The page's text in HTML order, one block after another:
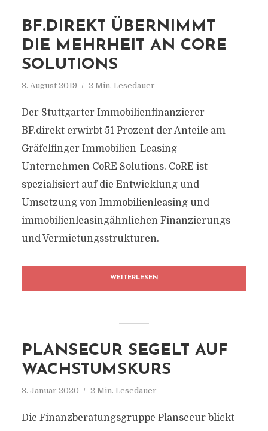
BF.DIREKT ÜBERNIMMT
DIE MEHRHEIT AN CORE
SOLUTIONS
3. August 2019 2 Min. Lesedauer
Der Stuttgarter Immobilienfinanzierer
BF.direkt erwirbt 51 Prozent der Anteile am
Gräfelfinger Immobilien-Leasing-
Unternehmen CoRE Solutions. CoRE ist
spezialisiert auf die Entwicklung und
Umsetzung von Immobilienleasing und
immobilienleasingähnlichen Finanzierungs-
und Vermietungsstrukturen.
WEITERLESEN
PLANSECUR SEGELT AUF
WACHSTUMSKURS
3. Januar 2020 2 Min. Lesedauer
Die Finanzberatungsgruppe Plansecur blickt